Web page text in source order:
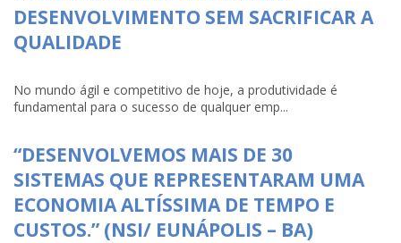
DESENVOLVIMENTO SEM SACRIFICAR A
QUALIDADE
No mundo ágil e competitivo de hoje, a produtividade é
fundamental para o sucesso de qualquer emp...
“DESENVOLVEMOS MAIS DE 30
SISTEMAS QUE REPRESENTARAM UMA
ECONOMIA ALTÍSSIMA DE TEMPO E
CUSTOS.” (NSI/ EUNÁPOLIS – BA)